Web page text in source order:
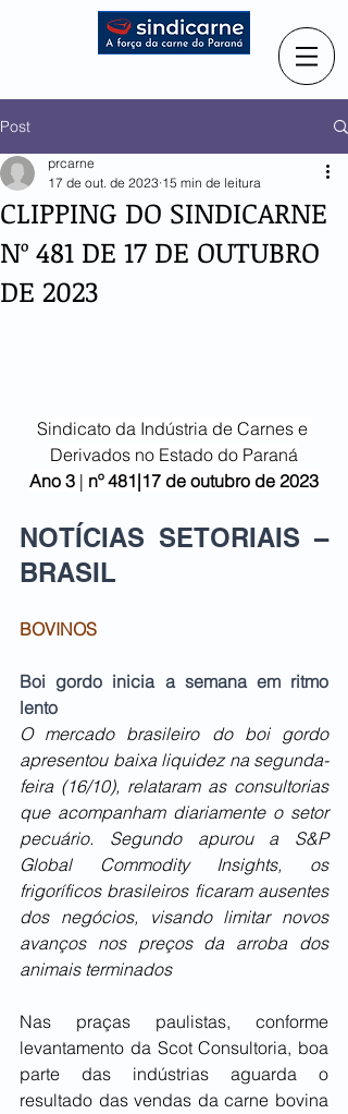
Post
CLIPPING DO SINDICARNE
Nº 481 DE 17 DE OUTUBRO
DE 2023
prcarne
17 de out. de 2023 15 min de leitura
Sindicato da Indústria de Carnes e
Derivados no Estado do Paraná
Ano 3 | nº 481|17 de outubro de 2023
NOTÍCIAS SETORIAIS –
BRASIL
BOVINOS
Boi gordo inicia a semana em ritmo
lento
O mercado brasileiro do boi gordo
apresentou baixa liquidez na segunda-
feira (16/10), relataram as consultorias
que acompanham diariamente o setor
pecuário. Segundo apurou a S&P
Global Commodity Insights, os
frigoríficos brasileiros ficaram ausentes
dos negócios, visando limitar novos
avanços nos preços da arroba dos
animais terminados
Nas praças paulistas, conforme
levantamento da Scot Consultoria, boa
parte das indústrias aguarda o
resultado das vendas da carne bovina